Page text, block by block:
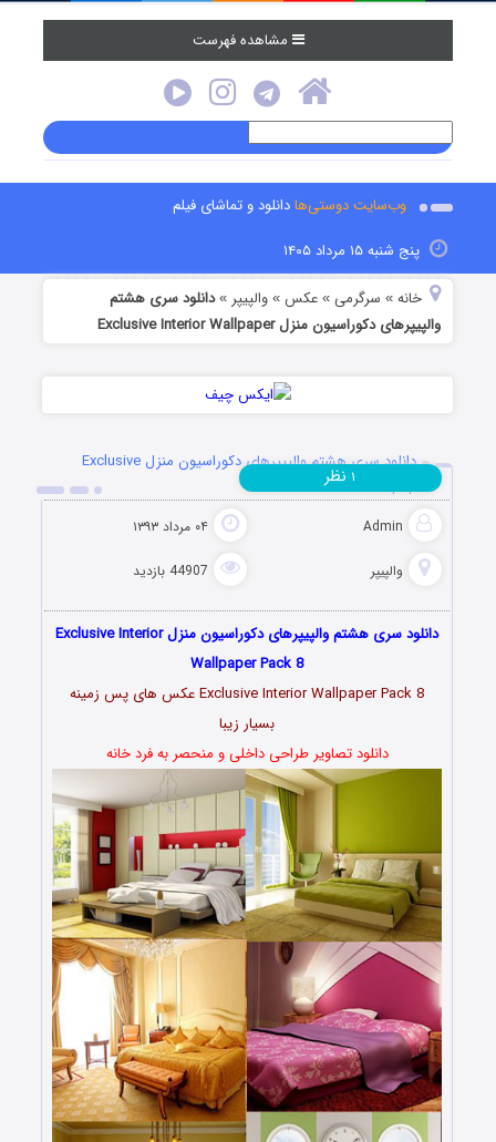
مشاهده فهرست
وب‌سایت دوستی‌هادانلود و تماشای فیلم
پنج شنبه ۱۵ مرداد ۱۴۰۵
خانه » سرگرمی »عکس »والپیپر »دانلود سری هشتم
والپیپرهای دکوراسیون منزل Exclusive Interior Wallpaper
دانلود سری هشتم والپیپرهای دکوراسیون منزل Exclusive
Interior Wallpaper
Admin ۰۴ مرداد ۱۳۹۳
والپیپر 44907 بازدید
۱ نظر
دانلود سری هشتم والپیپرهای دکوراسیون منزل Exclusive Interior
Wallpaper Pack 8
Exclusive Interior Wallpaper Pack 8 عکس های پس زمینه
بسیار زیبا
دانلود تصاویر طراحی داخلی و منحصر به فرد خانه